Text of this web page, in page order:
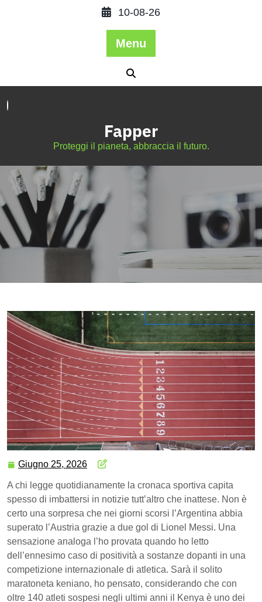
10-08-26
Menu
Fapper
Proteggi il pianeta, abbraccia il futuro.
Giugno 25, 2026
A chi legge quotidianamente la cronaca sportiva capita
spesso di imbattersi in notizie tutt’altro che inattese. Non è
certo una sorpresa che nei giorni scorsi l’Argentina abbia
superato l’Austria grazie a due gol di Lionel Messi. Una
sensazione analoga l’ho provata quando ho letto
dell’ennesimo caso di positività a sostanze dopanti in una
competizione internazionale di atletica. Sarà il solito
maratoneta keniano, ho pensato, considerando che con
oltre 140 atleti sospesi negli ultimi anni il Kenya è uno dei